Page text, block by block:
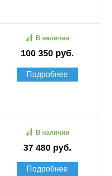
100 350 руб.
В наличии
Подробнее
37 480 руб.
В наличии
Подробнее